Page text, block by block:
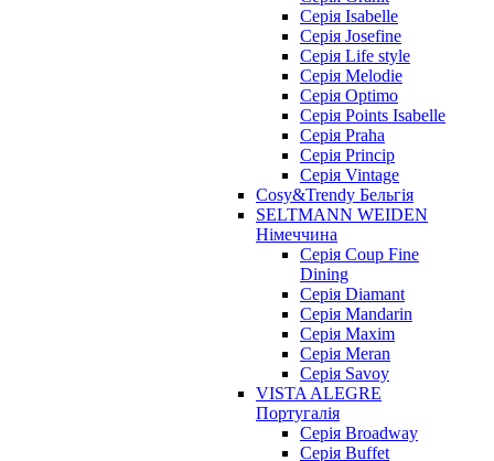
Серія Isabelle
Серія Josefine
Серія Life style
Серія Melodie
Серія Optimo
Серія Points Isabelle
Серія Praha
Серія Princip
Серія Vintage
Cosy&Trendy Бельгія
SELTMANN WEIDEN
Німеччина
Cерія Coup Fine
Dining
Cерія Diamant
Cерія Mandarin
Cерія Maxim
Серія Meran
Серія Savoy
VISTA ALEGRE
Португалія
Серія Broadway
Серія Buffet